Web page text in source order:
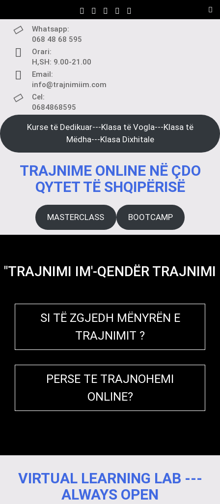
content
Whatsapp:
068 48 68 595
Orari:
H,SH: 9.00-21.00
Email:
info@trajnimiim.com
Cel:
0684868595
Kurse të Dedikuar---Klasa të Vogla---Klasa të
Mëdha---Klasa Dixhitale
TRAJNIME ONLINE NË ÇDO
QYTET TË SHQIPËRISË
MASTERCLASS BOOTCAMP
"TRAJNIMI IM'-QENDËR TRAJNIMI
SI TË ZGJEDH MËNYRËN E
TRAJNIMIT ?
PERSE TE TRAJNOHEMI
ONLINE?
VIRTUAL LEARNING LAB ---
ALWAYS OPEN